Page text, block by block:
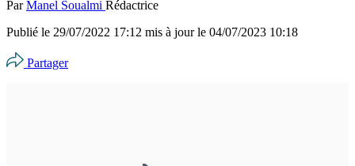
ParManel Soualmi Rédactrice
Publié le 29/07/2022 17:12 mis à jour le 04/07/2023 10:18
Partager